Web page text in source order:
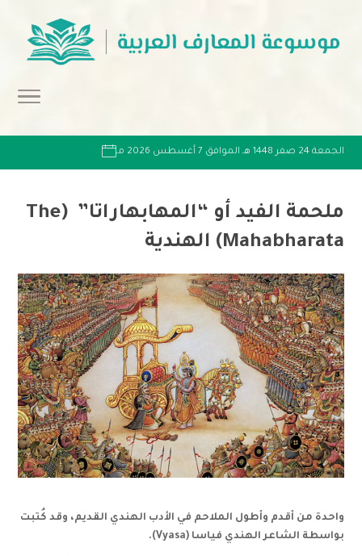
الجمعة 24 صفر 1448 هـ الموافق 7 أغسطس 2026 مـ
ملحمة الفيد أو “المهابهاراتا” (The
Mahabharata) الهندية
واحدة من أقدم وأطول الملاحم في الأدب الهندي القديم، وقد كُتبت
بواسطة الشاعر الهندي فياسا (Vyasa
).